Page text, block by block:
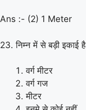
Ans :- (2) 1 Meter
23. निम्न में से बड़ी इकाई है
वर्ग मीटर
वर्ग गज
मीटर